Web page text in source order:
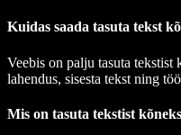
Kuidas saada tasuta tekst
Veebis on palju tasuta
lahendus, sisesta tekst ning
Mis on tasuta tekstist